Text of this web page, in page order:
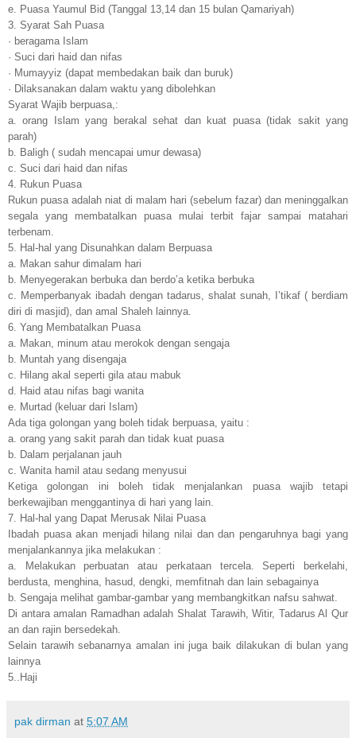
e. Puasa Yaumul Bid (Tanggal 13,14 dan 15 bulan Qamariyah)
3. Syarat Sah Puasa
· beragama Islam
· Suci dari haid dan nifas
· Mumayyiz (dapat membedakan baik dan buruk)
· Dilaksanakan dalam waktu yang dibolehkan
Syarat Wajib berpuasa,:
a. orang Islam yang berakal sehat dan kuat puasa (tidak sakit yang
parah)
b. Baligh ( sudah mencapai umur dewasa)
c. Suci dari haid dan nifas
4. Rukun Puasa
Rukun puasa adalah niat di malam hari (sebelum fazar) dan meninggalkan
segala yang membatalkan puasa mulai terbit fajar sampai matahari
terbenam.
5. Hal-hal yang Disunahkan dalam Berpuasa
a. Makan sahur dimalam hari
b. Menyegerakan berbuka dan berdo’a ketika berbuka
c. Memperbanyak ibadah dengan tadarus, shalat sunah, I’tikaf ( berdiam
diri di masjid), dan amal Shaleh lainnya.
6. Yang Membatalkan Puasa
a. Makan, minum atau merokok dengan sengaja
b. Muntah yang disengaja
c. Hilang akal seperti gila atau mabuk
d. Haid atau nifas bagi wanita
e. Murtad (keluar dari Islam)
Ada tiga golongan yang boleh tidak berpuasa, yaitu :
a. orang yang sakit parah dan tidak kuat puasa
b. Dalam perjalanan jauh
c. Wanita hamil atau sedang menyusui
Ketiga golongan ini boleh tidak menjalankan puasa wajib tetapi
berkewajiban menggantinya di hari yang lain.
7. Hal-hal yang Dapat Merusak Nilai Puasa
Ibadah puasa akan menjadi hilang nilai dan dan pengaruhnya bagi yang
menjalankannya jika melakukan :
a. Melakukan perbuatan atau perkataan tercela. Seperti berkelahi,
berdusta, menghina, hasud, dengki, memfitnah dan lain sebagainya
b. Sengaja melihat gambar-gambar yang membangkitkan nafsu sahwat.
Di antara amalan Ramadhan adalah Shalat Tarawih, Witir, Tadarus Al Qur
an dan rajin bersedekah.
Selain tarawih sebanarnya amalan ini juga baik dilakukan di bulan yang
lainnya
5..Haji
pak dirman at 5:07 AM